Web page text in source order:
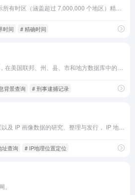
时间 # 精确时间
背景查询 # 刑事逮捕记录
址查询 # IP地理位置定位